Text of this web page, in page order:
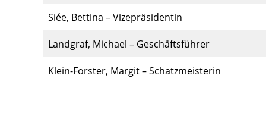
Siée, Bettina – Vizepräsidentin
Landgraf, Michael – Geschäftsführer
Klein-Forster, Margit – Schatzmeisterin